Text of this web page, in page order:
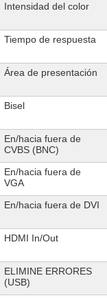
Intensidad del color
Tiempo de respuesta
Área de presentación
Bisel
En/hacia fuera de
CVBS (BNC)
En/hacia fuera de
VGA
En/hacia fuera de DVI
HDMI In/Out
ELIMINE ERRORES
(USB)